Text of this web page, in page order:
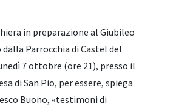
in preparazione al Giubileo
Parrocchia di Castel del
7 ottobre (ore 21), presso il
di San Pio, per essere, spiega
Buono, «testimoni di